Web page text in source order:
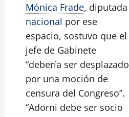
Mónica Frade, diputada
nacional por ese
espacio, sostuvo que el
jefe de Gabinete
“debería ser desplazado
por una moción de
censura del Congreso”.
“Adorni debe ser socio